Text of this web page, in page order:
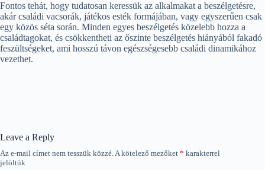
Fontos tehát, hogy tudatosan keressük az alkalmakat a beszélgetésre,
akár családi vacsorák, játékos esték formájában, vagy egyszerűen csak
egy közös séta során. Minden egyes beszélgetés közelebb hozza a
családtagokat, és csökkentheti az őszinte beszélgetés hiányából fakadó
feszültségeket, ami hosszú távon egészségesebb családi dinamikához
vezethet.
Leave a Reply
Az e-mail címet nem tesszük közzé.A kötelező mezőket * karakterrel
jelöltük